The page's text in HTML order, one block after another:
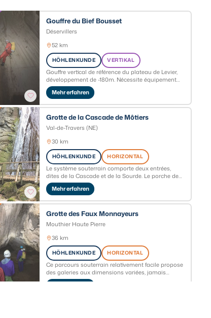
Gouffre du Bief Bousset
Déservillers
52 km
HÖHLENKUNDE VERTIKAL
Gouffre vertical de référence du plateau de Levier,
développement de -180m. Nécessite équipement
vertical complet et expérience confirmée.
Mehr erfahren
Grotte de la Cascade de Môtiers
Val-de-Travers (NE)
30 km
HÖHLENKUNDE HORIZONTAL
Le système souterrain comporte deux entrées,
dites de la Cascade et de la Sourde. Le porche de
la Cascade se trouve à la base de la chute d'eau
du ruisseau Riaux.
Mehr erfahren
Grotte des Faux Monnayeurs
Mouthier Haute Pierre
36 km
HÖHLENKUNDE HORIZONTAL
Ce parcours souterrain relativement facile propose
des galeries aux dimensions variées, jamais
étroites. Vous traverserez un bassin d’eau peu